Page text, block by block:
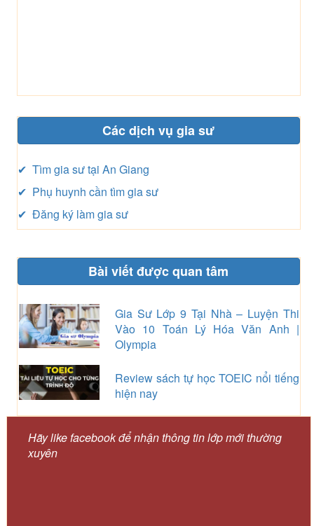
Các dịch vụ gia sư
✔ Tìm gia sư tại An Giang
✔ Phụ huynh cần tìm gia sư
✔ Đăng ký làm gia sư
Bài viết được quan tâm
Gia Sư Lớp 9 Tại Nhà – Luyện Thi
Vào 10 Toán Lý Hóa Văn Anh |
Olympia
Review sách tự học TOEIC nổi tiếng
hiện nay
Hãy like facebook để nhận thông tin lớp mới thường
xuyên